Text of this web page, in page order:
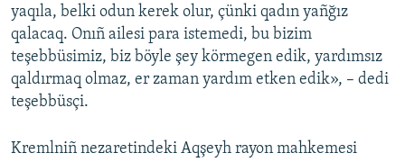
yaqıla, belki odun kerek olur, çünki qadın yañğız
qalacaq. Onıñ ailesi para istemedi, bu bizim
teşebbüsimiz, biz böyle şey körmegen edik, yardımsız
qaldırmaq olmaz, er zaman yardım etken edik», – dedi
teşebbüsçi.
Kremlniñ nezaretindeki Aqşeyh rayon mahkemesi